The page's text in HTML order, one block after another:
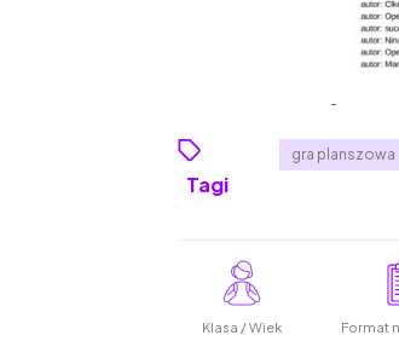
Tagi
gra planszowa
Klasa / Wiek Format